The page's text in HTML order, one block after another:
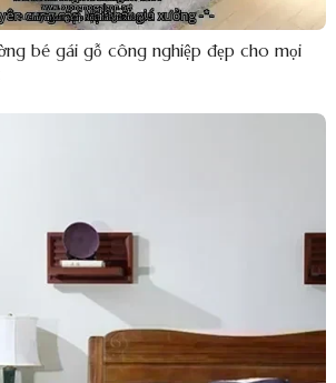
bé gái gỗ công nghiệp đẹp cho mọi